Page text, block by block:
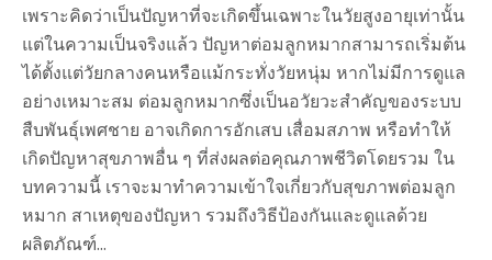
เพราะคิดว่าเป็นปัญหาที่จะเกิดขึ้นเฉพาะในวัยสูงอายุเท่านั้น
แต่ในความเป็นจริงแล้ว ปัญหาต่อมลูกหมากสามารถเริ่มต้น
ได้ตั้งแต่วัยกลางคนหรือแม้กระทั่งวัยหนุ่ม หากไม่มีการดูแล
อย่างเหมาะสม ต่อมลูกหมากซึ่งเป็นอวัยวะสำคัญของระบบ
สืบพันธุ์เพศชาย อาจเกิดการอักเสบ เสื่อมสภาพ หรือทำให้
เกิดปัญหาสุขภาพอื่น ๆ ที่ส่งผลต่อคุณภาพชีวิตโดยรวม ใน
บทความนี้ เราจะมาทำความเข้าใจเกี่ยวกับสุขภาพต่อมลูก
หมาก สาเหตุของปัญหา รวมถึงวิธีป้องกันและดูแลด้วย
ผลิตภัณฑ์...